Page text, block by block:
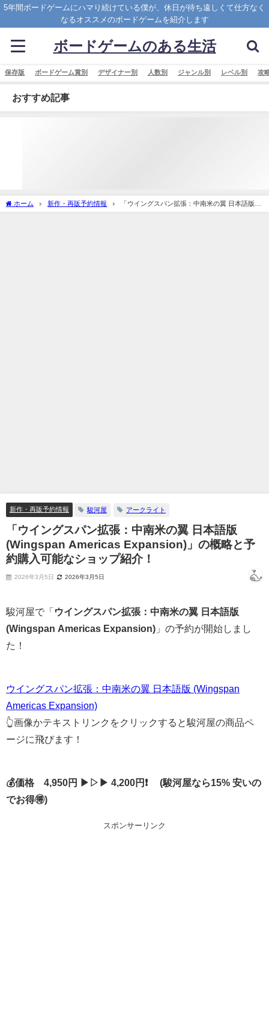
5年間ボードゲームにハマり続けている僕が、休日が待ち遠しくて仕方なく
なるオススメのボードゲームを紹介します
ボードゲームのある生活
保存版 ボードゲーム賞別 デザイナー別 人数別 ジャンル別 レベル別 攻
おすすめ記事
ホーム 新作・再販予約情報
「ウイングスパン拡張：中南米の翼 日本語版
(Wingspan Americas Expansion)」の概略と予約購入可能なショップ紹介！
新作・再販予約情報 駿河屋 アークライト
「ウイングスパン拡張：中南米の翼 日本語版
(Wingspan Americas Expansion)」の概略と予
約購入可能なショップ紹介！
2026年3月5日 2026年3月5日
駿河屋で「 ウイングスパン拡張：中南米の翼 日本語版
(Wingspan Americas Expansion) 」の予約が開始しまし
た！
ウイングスパン拡張：中南米の翼 日本語版 (Wingspan
Americas Expansion)
👆画像かテキストリンクをクリックすると駿河屋の商品ペ
ージに飛びます！
💰価格 4,950円 ▶▷▶ 4,200円❗ (駿河屋なら15% 安いの
でお得🉐)
スポンサーリンク